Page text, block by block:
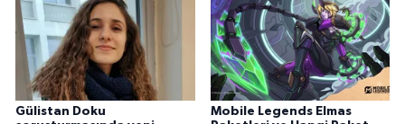
Gülistan Doku
Mobile Legends Elmas